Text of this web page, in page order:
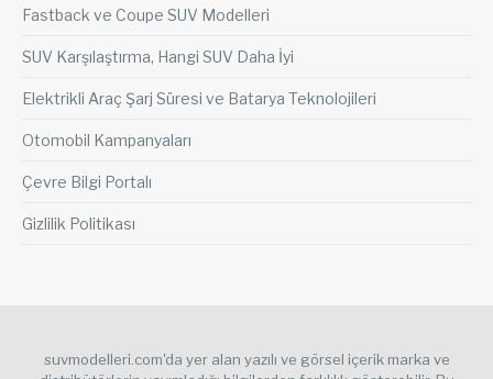
Fastback ve Coupe SUV Modelleri
SUV Karşılaştırma, Hangi SUV Daha İyi
Elektrikli Araç Şarj Süresi ve Batarya Teknolojileri
Otomobil Kampanyaları
Çevre Bilgi Portalı
Gizlilik Politikası
suvmodelleri.com'da yer alan yazılı ve görsel içerik marka ve